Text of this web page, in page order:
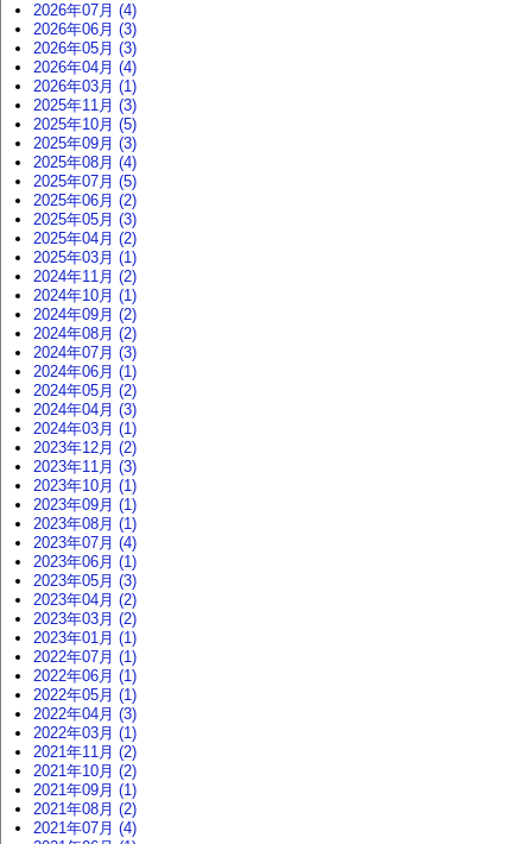
2026年07月 (4)
2026年06月 (3)
2026年05月 (3)
2026年04月 (4)
2026年03月 (1)
2025年11月 (3)
2025年10月 (5)
2025年09月 (3)
2025年08月 (4)
2025年07月 (5)
2025年06月 (2)
2025年05月 (3)
2025年04月 (2)
2025年03月 (1)
2024年11月 (2)
2024年10月 (1)
2024年09月 (2)
2024年08月 (2)
2024年07月 (3)
2024年06月 (1)
2024年05月 (2)
2024年04月 (3)
2024年03月 (1)
2023年12月 (2)
2023年11月 (3)
2023年10月 (1)
2023年09月 (1)
2023年08月 (1)
2023年07月 (4)
2023年06月 (1)
2023年05月 (3)
2023年04月 (2)
2023年03月 (2)
2023年01月 (1)
2022年07月 (1)
2022年06月 (1)
2022年05月 (1)
2022年04月 (3)
2022年03月 (1)
2021年11月 (2)
2021年10月 (2)
2021年09月 (1)
2021年08月 (2)
2021年07月 (4)